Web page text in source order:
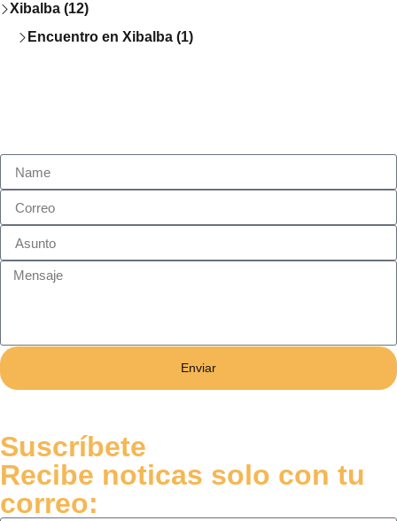
Xibalba (12)
Encuentro en Xibalba (1)
Enviar
Suscríbete
Recibe noticas solo con tu
correo: